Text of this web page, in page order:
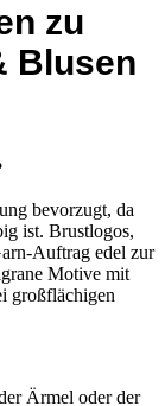
zu
Blusen
bevorzugt, da
ist. Brustlogos,
Auftrag edel zur
Motive mit
großflächigen
Ärmel oder der